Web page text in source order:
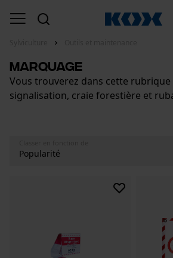
Marquage
Vous trouverez dans cette rubrique
signalisation, craie forestière et